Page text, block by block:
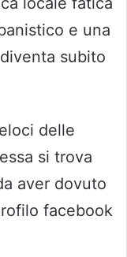
e una
subito
delle
si trova
aver dovuto
facebook